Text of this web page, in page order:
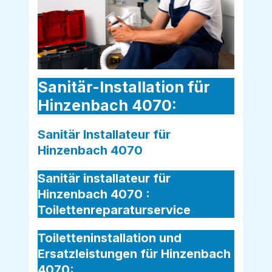
Sanitär-Installation für
Hinzenbach 4070:
Sanitär Installateur für
Hinzenbach 4070
Sanitär installateur für
Hinzenbach 4070 :
Toilettenreparaturservice
Toiletteninstallation und
Ersatzleistungen für Hinzenbach